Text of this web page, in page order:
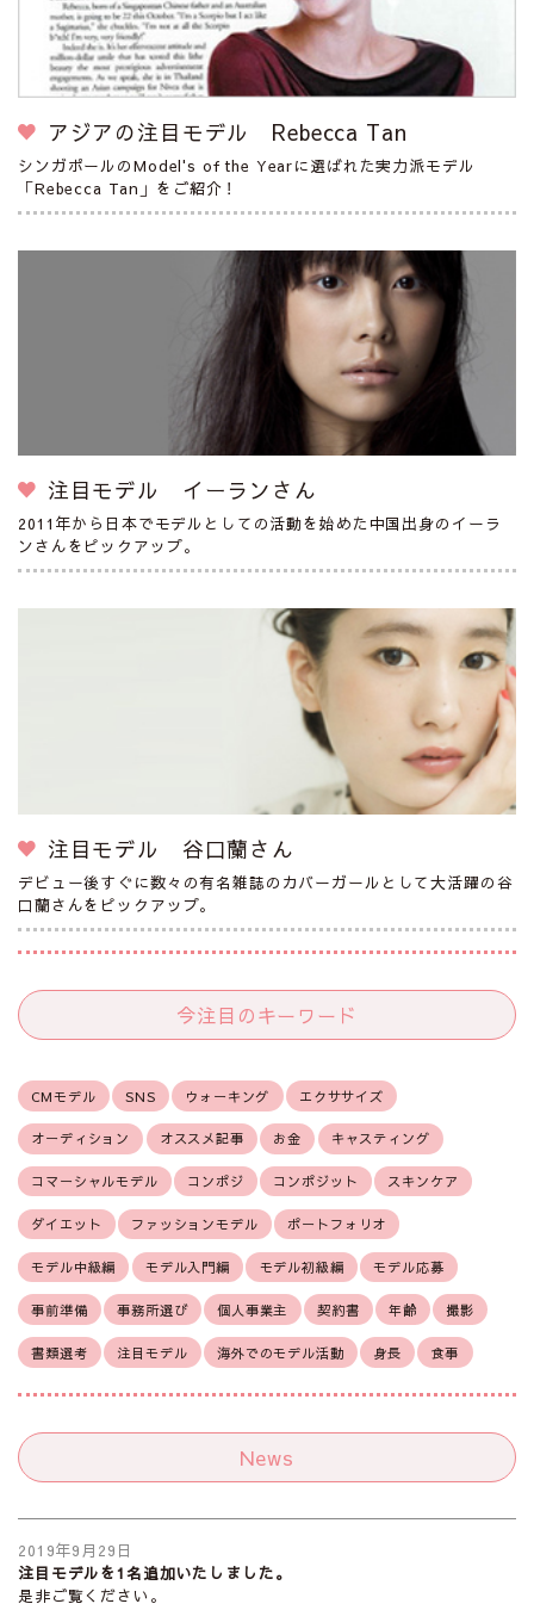
アジアの注目モデル Rebecca Tan
シンガポールのModel's of the Yearに選ばれた実力派モデル
「Rebecca Tan」をご紹介！
注目モデル イーランさん
2011年から日本でモデルとしての活動を始めた中国出身のイーラ
ンさんをピックアップ。
注目モデル 谷口蘭さん
デビュー後すぐに数々の有名雑誌のカバーガールとして大活躍の谷
口蘭さんをピックアップ。
今注目のキーワード
CMモデル SNS ウォーキング エクササイズ
オーディション オススメ記事 お金 キャスティング
コマーシャルモデル コンポジ コンポジット スキンケア
ダイエット ファッションモデル ポートフォリオ
モデル中級編 モデル入門編 モデル初級編 モデル応募
事前準備 事務所選び 個人事業主 契約書 年齢 撮影
書類選考 注目モデル 海外でのモデル活動 身長 食事
News
2019年9月29日
注目モデルを1名追加いたしました。
是非ご覧ください。